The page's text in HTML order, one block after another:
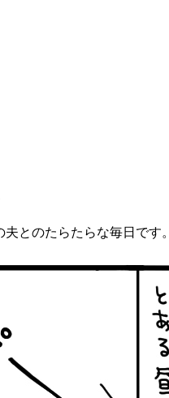
とのたらたらな毎日です。